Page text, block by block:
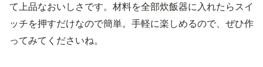
て上品なおいしさです。材料を全部炊飯器に入れたらスイ
ッチを押すだけなので簡単。手軽に楽しめるので、ぜひ作
ってみてくださいね。